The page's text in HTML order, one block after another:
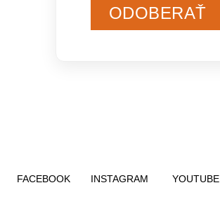
ODOBERAŤ
FACEBOOK INSTAGRAM YOUTUBE